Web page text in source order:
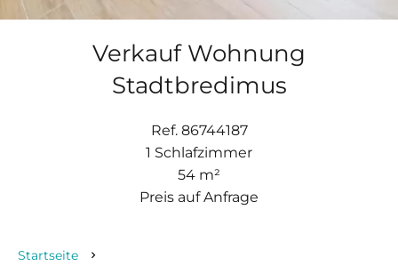
Verkauf Wohnung
Stadtbredimus
Ref. 86744187
1 Schlafzimmer
54 m²
Preis auf Anfrage
Startseite